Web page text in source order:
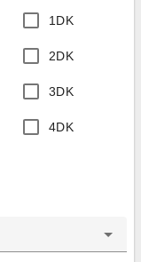
1DK
2DK
3DK
4DK